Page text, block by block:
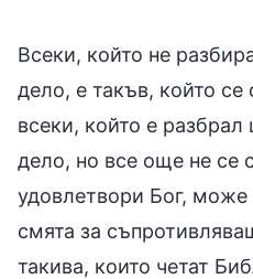
Всеки, който не
дело, е такъв, който се
всеки, който е
дело, но все още не се
удовлетвори Бог,
смята за
такива, които четат